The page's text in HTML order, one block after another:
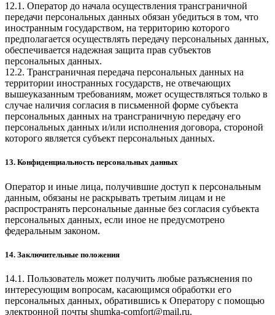
12.1. Оператор до начала осуществления трансграничной
передачи персональных данных обязан убедиться в том, что
иностранным государством, на территорию которого
предполагается осуществлять передачу персональных данных,
обеспечивается надежная защита прав субъектов
персональных данных.
12.2. Трансграничная передача персональных данных на
территории иностранных государств, не отвечающих
вышеуказанным требованиям, может осуществляться только в
случае наличия согласия в письменной форме субъекта
персональных данных на трансграничную передачу его
персональных данных и/или исполнения договора, стороной
которого является субъект персональных данных.
13. Конфиденциальность персональных данных
Оператор и иные лица, получившие доступ к персональным
данным, обязаны не раскрывать третьим лицам и не
распространять персональные данные без согласия субъекта
персональных данных, если иное не предусмотрено
федеральным законом.
14. Заключительные положения
14.1. Пользователь может получить любые разъяснения по
интересующим вопросам, касающимся обработки его
персональных данных, обратившись к Оператору с помощью
электронной почты shumka-comfort@mail.ru.